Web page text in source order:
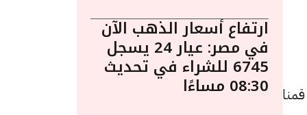
ارتفاع أسعار الذهب الآن
في مصر: عيار 24 يسجل
6745 للشراء في تحديث
08:30 مساءًا